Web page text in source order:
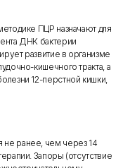
ПЦР назначают для
ДНК бактерии
развитие в организме
кишечного тракта, а
12-перстной кишки,
не ранее, чем через 14
Запоры (отсутствие